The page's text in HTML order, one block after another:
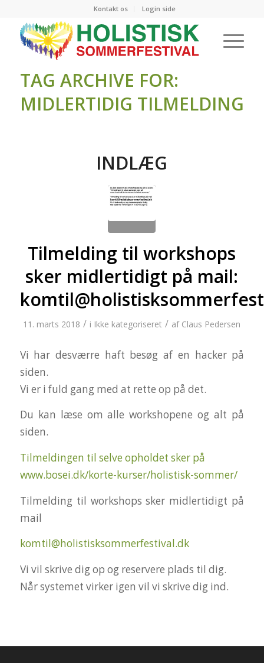
Kontakt os Login side
TAG ARCHIVE FOR:
MIDLERTIDIG TILMELDING
INDLÆG
Tilmelding til workshops
sker midlertidigt på mail:
11. marts 2018 / i Ikke kategoriseret / af Claus Pedersen
Vi har desværre haft besøg af en hacker på
siden.
Vi er i fuld gang med at rette op på det.
Du kan læse om alle workshopene og alt på
siden.
Tilmeldingen til selve opholdet sker på
www.bosei.dk/korte-kurser/holistisk-sommer/
Tilmelding til workshops sker midlertidigt på
mail
komtil@holistisksommerfestival.dk
Vi vil skrive dig op og reservere plads til dig.
Når systemet virker igen vil vi skrive dig ind.